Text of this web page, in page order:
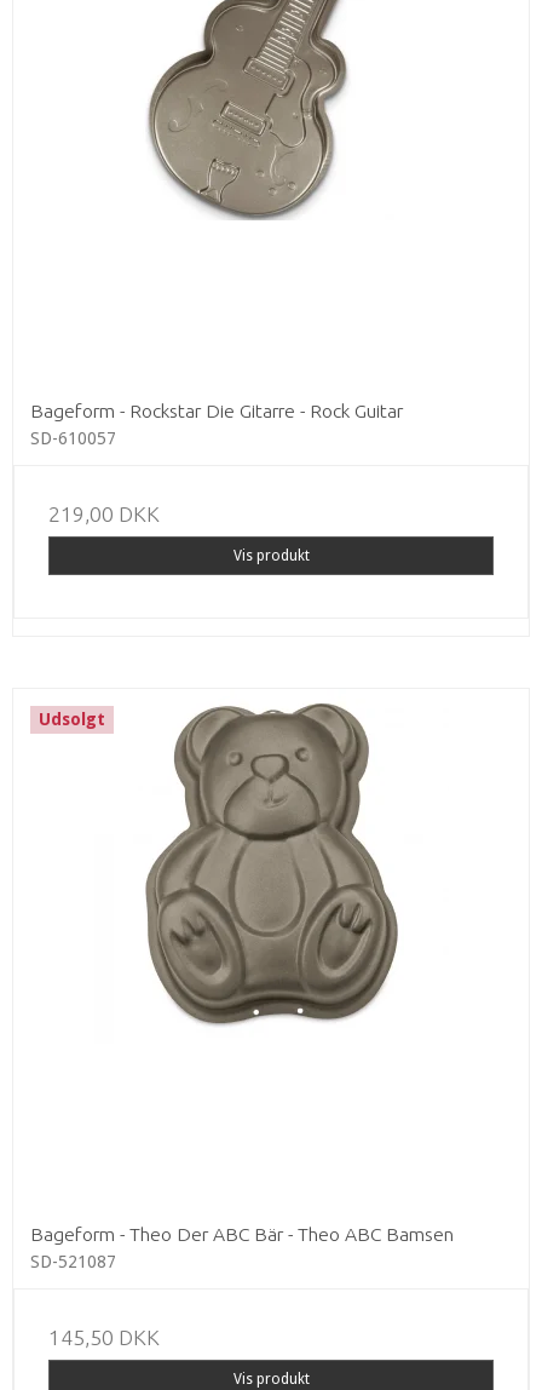
Bageform - Rockstar Die Gitarre - Rock Guitar
SD-610057
219,00 DKK
Vis produkt
Udsolgt
Bageform - Theo Der ABC Bär - Theo ABC Bamsen
SD-521087
145,50 DKK
Vis produkt